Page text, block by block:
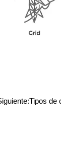
Tipos de